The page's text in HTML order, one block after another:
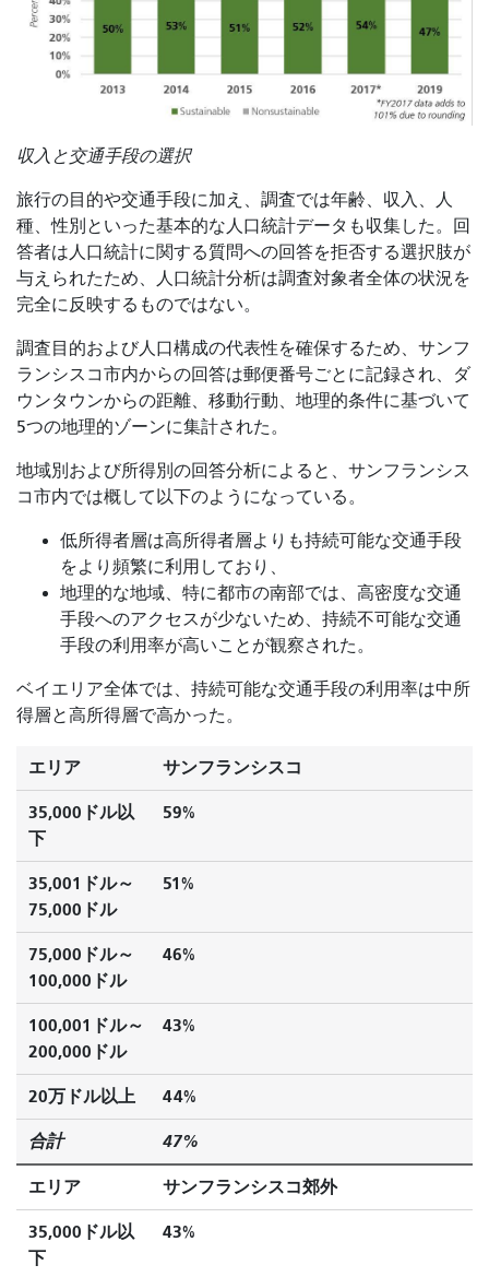
収入と交通手段の選択
旅行の目的や交通手段に加え、調査では年齢、収入、人
種、性別といった基本的な人口統計データも収集した。回
答者は人口統計に関する質問への回答を拒否する選択肢が
与えられたため、人口統計分析は調査対象者全体の状況を
完全に反映するものではない。
調査目的および人口構成の代表性を確保するため、サンフ
ランシスコ市内からの回答は郵便番号ごとに記録され、ダ
ウンタウンからの距離、移動行動、地理的条件に基づいて
5つの地理的ゾーンに集計された。
地域別および所得別の回答分析によると、サンフランシス
コ市内では概して以下のようになっている。
低所得者層は高所得者層よりも持続可能な交通手段
をより頻繁に利用しており、
地理的な地域、特に都市の南部では、高密度な交通
手段へのアクセスが少ないため、持続不可能な交通
手段の利用率が高いことが観察された。
ベイエリア全体では、持続可能な交通手段の利用率は中所
得層と高所得層で高かった。
エリア サンフランシスコ
35,000ドル以
下
59%
35,001ドル～
75,000ドル
51%
75,000ドル～
100,000ドル
46%
100,001ドル～
200,000ドル
43%
20万ドル以上 44%
合計 47%
エリア サンフランシスコ郊外
35,000ドル以
下
43%